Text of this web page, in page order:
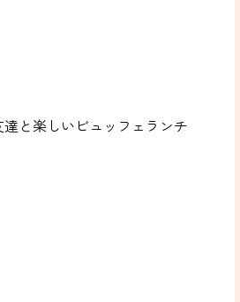
と楽しいビュッフェランチ